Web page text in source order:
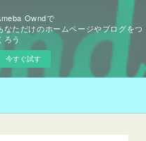
Owndで
なただけのホームページやブログをつ
ろう
今すぐ試す